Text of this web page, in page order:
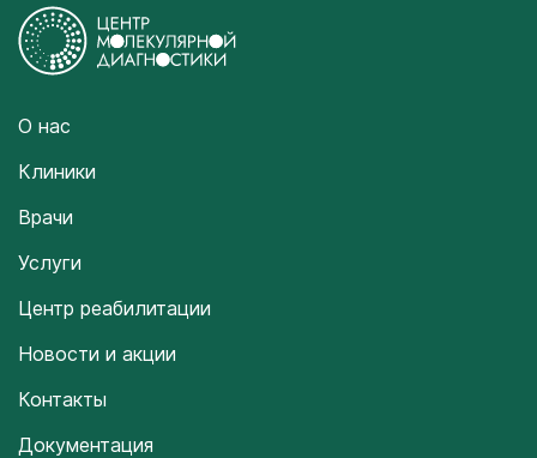
О нас
Клиники
Врачи
Услуги
Центр реабилитации
Новости и акции
Контакты
Документация